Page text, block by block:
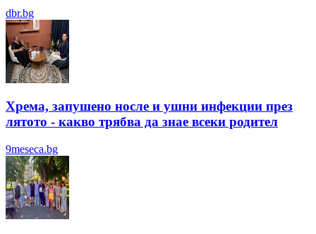
dbr.bg
Хрема, запушено носле и ушни инфекции през
лятотo - какво трябва да знае всеки родител
9meseca.bg